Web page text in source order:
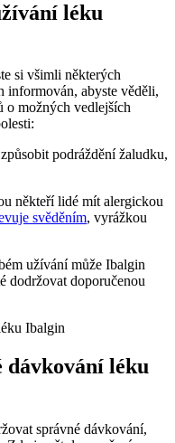
léku
si všimli některých
informován, abyste věděli,
o možných vedlejších
podráždění žaludku,
někteří lidé mít alergickou
svěděním, vyrážkou
užívání může Ibalgin
dodržovat doporučenou
dávkování léku
správné dávkování,